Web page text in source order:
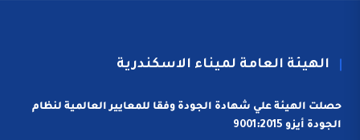
الهيئة العامة لميناء الاسكندرية
حصلت الهيئة علي شهادة الجودة وفقا للمعايير العالمية لنظام
الجودة أيزو 9001:2015